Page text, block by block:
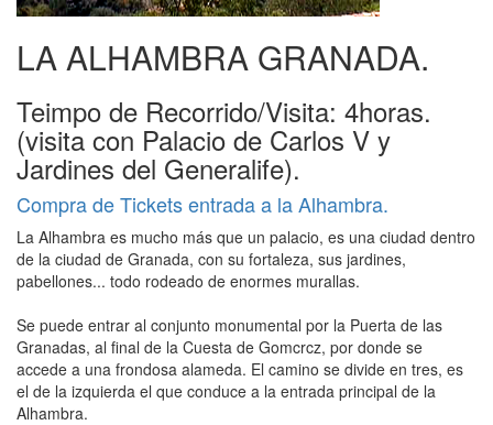
LA ALHAMBRA GRANADA.
Teimpo de Recorrido/Visita: 4horas.
(visita con Palacio de Carlos V y
Jardines del Generalife).
Compra de Tickets entrada a la Alhambra.
La Alhambra es mucho más que un palacio, es una ciudad dentro
de la ciudad de Granada, con su fortaleza, sus jar­dines,
pabellones... todo rodeado de enormes murallas.
Se puede entrar al conjunto monumental por la Puerta de las
Granadas, al final de la Cuesta de Gomcrcz, por donde se
accede a una frondosa alameda. El camino se divide en tres, es
el de la izquierda el que conduce a la entrada principal de la
Alhambra.